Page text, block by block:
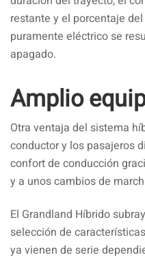
restante y el porcentaje
puramente eléctrico se
apagado.
Amplio
Otra ventaja del sistema
conductor y los pasajeros
confort de conducción
y a unos cambios de
El Grandland Híbrido
selección de
ya vienen de serie